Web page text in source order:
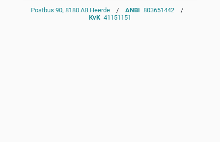
Postbus 90, 8180 AB Heerde/ ANBI 803651442/
KvK 41151151